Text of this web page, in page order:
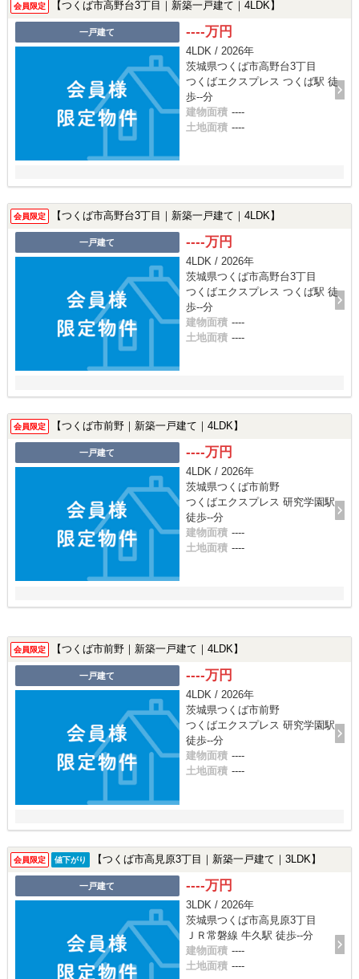
会員限定 【つくば市高野台3丁目｜新築一戸建て｜4LDK】
一戸建て ----万円
4LDK / 2026年
茨城県つくば市高野台3丁目
つくばエクスプレス つくば駅 徒
歩--分
建物面積 ----
土地面積 ----
会員限定 【つくば市高野台3丁目｜新築一戸建て｜4LDK】
一戸建て ----万円
4LDK / 2026年
茨城県つくば市高野台3丁目
つくばエクスプレス つくば駅 徒
歩--分
建物面積 ----
土地面積 ----
会員限定 【つくば市前野｜新築一戸建て｜4LDK】
一戸建て ----万円
4LDK / 2026年
茨城県つくば市前野
つくばエクスプレス 研究学園駅
徒歩--分
建物面積 ----
土地面積 ----
会員限定 【つくば市前野｜新築一戸建て｜4LDK】
一戸建て ----万円
4LDK / 2026年
茨城県つくば市前野
つくばエクスプレス 研究学園駅
徒歩--分
建物面積 ----
土地面積 ----
会員限定 値下がり 【つくば市高見原3丁目｜新築一戸建て｜3LDK】
一戸建て ----万円
3LDK / 2026年
茨城県つくば市高見原3丁目
ＪＲ常磐線 牛久駅 徒歩--分
建物面積 ----
土地面積 ----